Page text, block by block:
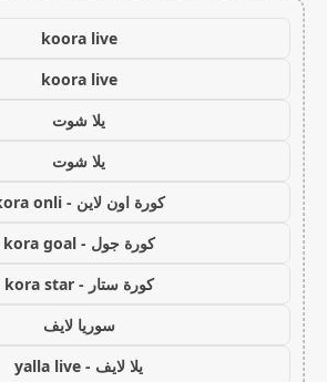
koora live
koora live
يلا شوت
يلا شوت
كورة اون لاين - kora onli
كورة جول - kora goal
كورة ستار - kora star
سوريا لايف
يلا لايف - yalla live